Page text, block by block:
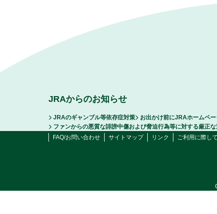
JRAからのお知らせ
JRAのギャンブル等依存症対策
お出かけ前にJRAホームペ
ファンからの悪質な誹謗中傷および脅迫行為等に対する厳正
FAQ/お問い合わせ
サイトマップ リンク ご利用に際し